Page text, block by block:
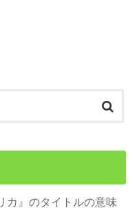
カ』のタイトルの意味